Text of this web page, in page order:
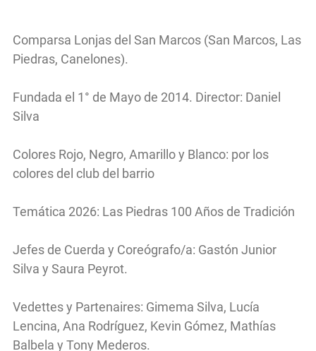
Comparsa Lonjas del San Marcos (San Marcos, Las
Piedras, Canelones).
Fundada el 1° de Mayo de 2014. Director: Daniel
Silva
Colores Rojo, Negro, Amarillo y Blanco: por los
colores del club del barrio
Temática 2026: Las Piedras 100 Años de Tradición
Jefes de Cuerda y Coreógrafo/a: Gastón Junior
Silva y Saura Peyrot.
Vedettes y Partenaires: Gimema Silva, Lucía
Lencina, Ana Rodríguez, Kevin Gómez, Mathías
Balbela y Tony Mederos.